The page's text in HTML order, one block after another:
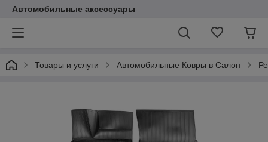
Автомобильные аксессуары
Товары и услуги Автомобильные Ковры в Салон